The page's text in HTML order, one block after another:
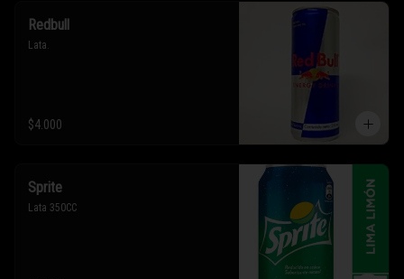
Redbull
Lata.
$4.000
Sprite
Lata 350CC